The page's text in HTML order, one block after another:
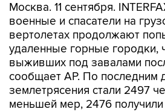
Москва. 11 сентября.
военные и спасатели на
вертолетах продолжают
удаленные горные городки,
выживших под завалами
сообщает АР. По последним
землетрясения стали 2497
меньшей мер, 2476